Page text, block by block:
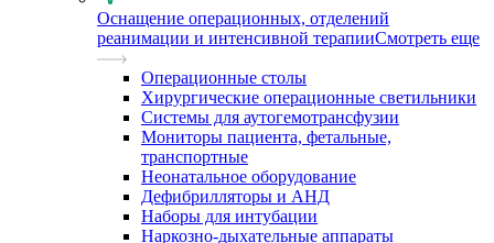
Оснащение операционных, отделений
реанимации и интенсивной терапииСмотреть еще
Операционные столы
Хирургические операционные светильники
Системы для аутогемотрансфузии
Мониторы пациента, фетальные,
транспортные
Неонатальное оборудование
Дефибрилляторы и АНД
Наборы для интубации
Наркозно-дыхательные аппараты